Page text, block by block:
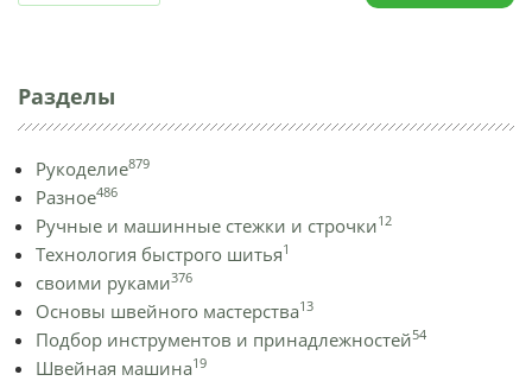
Разделы
Рукоделие879
Разное486
Ручные и машинные стежки и строчки12
Технология быстрого шитья1
своими руками376
Основы швейного мастерства13
Подбор инструментов и принадлежностей54
Швейная машина19